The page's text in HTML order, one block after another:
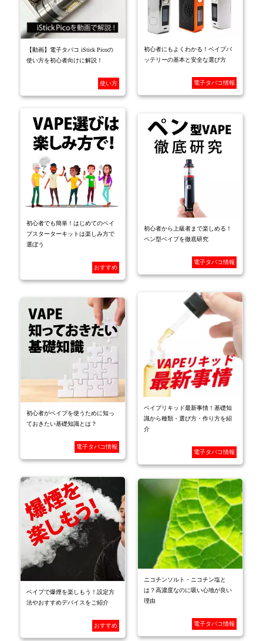
【動画】電子タバコ iStick Picoの
使い方を初心者向けに解説！
使い方
初心者にもよくわかる！ベイプバ
ッテリーの基本と安全な選び方
電子タバコ情報
初心者でも簡単！はじめてのベイ
プスターターキットは楽しみ方で
選ぼう
おすすめ
初心者から上級者まで楽しめる！
ペン型ベイプを徹底研究
電子タバコ情報
初心者がベイプを使うために知っ
ておきたい基礎知識とは？
電子タバコ情報
ベイプリキッド最新事情！基礎知
識から種類・選び方・作り方を紹
介
電子タバコ情報
ベイプで爆煙を楽しもう！設定方
法やおすすめデバイスをご紹介
おすすめ
ニコチンソルト・ニコチン塩と
は？高濃度なのに吸い心地が良い
理由
電子タバコ情報